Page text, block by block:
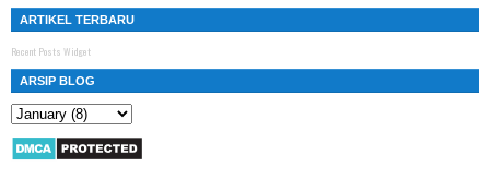
ARTIKEL TERBARU
Recent Posts Widget
ARSIP BLOG